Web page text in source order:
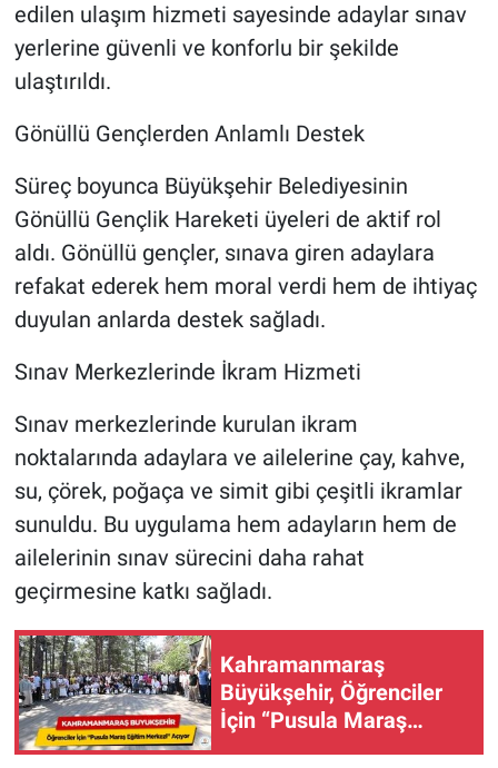
edilen ulaşım hizmeti sayesinde adaylar sınav
yerlerine güvenli ve konforlu bir şekilde
ulaştırıldı.
Gönüllü Gençlerden Anlamlı Destek
Süreç boyunca Büyükşehir Belediyesinin
Gönüllü Gençlik Hareketi üyeleri de aktif rol
aldı. Gönüllü gençler, sınava giren adaylara
refakat ederek hem moral verdi hem de ihtiyaç
duyulan anlarda destek sağladı.
Sınav Merkezlerinde İkram Hizmeti
Sınav merkezlerinde kurulan ikram
noktalarında adaylara ve ailelerine çay, kahve,
su, çörek, poğaça ve simit gibi çeşitli ikramlar
sunuldu. Bu uygulama hem adayların hem de
ailelerinin sınav sürecini daha rahat
geçirmesine katkı sağladı.
Kahramanmaraş
Büyükşehir, Öğrenciler
İçin “Pusula Maraş
Eğitim Merkezi” Açıyor!